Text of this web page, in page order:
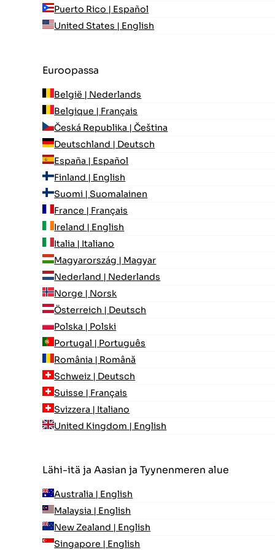
Puerto Rico | Español
United States | English
Euroopassa
België | Nederlands
Belgique | Français
Česká Republika | Čeština
Deutschland | Deutsch
España | Español
Finland | English
Suomi | Suomalainen
France | Français
Ireland | English
Italia | Italiano
Magyarország | Magyar
Nederland | Nederlands
Norge | Norsk
Österreich | Deutsch
Polska | Polski
Portugal | Português
România | Română
Schweiz | Deutsch
Suisse | Français
Svizzera | Italiano
United Kingdom | English
Lähi-itä ja Aasian ja Tyynenmeren alue
Australia | English
Malaysia | English
New Zealand | English
Singapore | English